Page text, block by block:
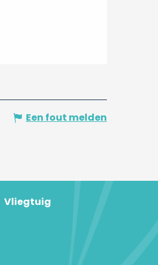
Een fout melden
Vliegtuig